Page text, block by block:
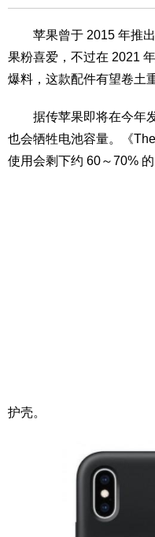
苹果曾于 2015 年推出
果粉喜爱，不过在 2021
爆料，这款配件有望卷土
据传苹果即将在今年发
也会牺牲电池容量。《
使用会剩下约 60～70%
护壳。